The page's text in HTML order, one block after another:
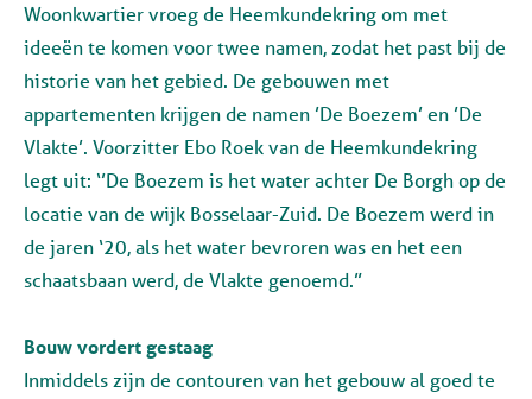
Woonkwartier vroeg de Heemkundekring om met
ideeën te komen voor twee namen, zodat het past bij de
historie van het gebied. De gebouwen met
appartementen krijgen de namen ’De Boezem’ en ’De
Vlakte’. Voorzitter Ebo Roek van de Heemkundekring
legt uit: ‘’De Boezem is het water achter De Borgh op de
locatie van de wijk Bosselaar-Zuid. De Boezem werd in
de jaren ‘20, als het water bevroren was en het een
schaatsbaan werd, de Vlakte genoemd.”
Bouw vordert gestaag
Inmiddels zijn de contouren van het gebouw al goed te